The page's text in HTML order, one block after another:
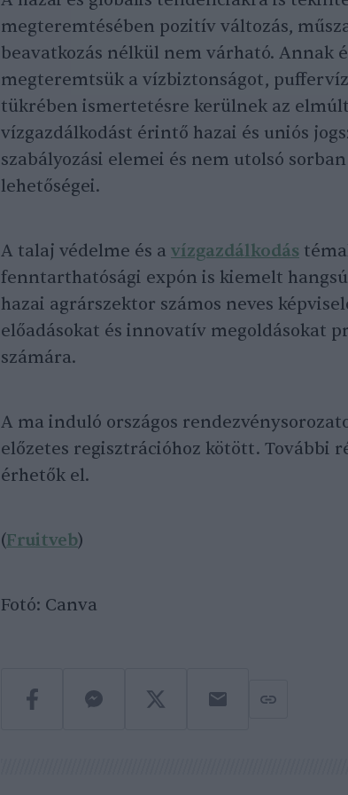
megteremtésében pozitív változás,
beavatkozás nélkül nem várható. Annak
megteremtsük a vízbiztonságot,
tükrében ismertetésre kerülnek az
vízgazdálkodást érintő hazai és uniós
szabályozási elemei és nem utolsó
lehetőségei.
A talaj védelme és a vízgazdálkodás
fenntarthatósági expón is kiemelt
hazai agrárszektor számos neves
előadásokat és innovatív megoldásokat
számára.
A ma induló országos
előzetes regisztrációhoz kötött. További
érhetők el.
(Fruitveb)
Fotó: Canva